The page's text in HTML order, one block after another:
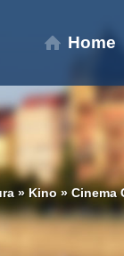
Home
» Kino» Cinema